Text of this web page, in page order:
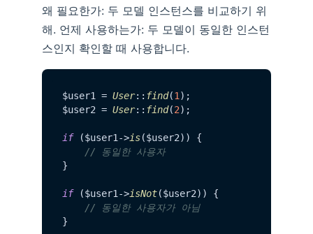
왜 필요한가: 두 모델 인스턴스를 비교하기 위
해. 언제 사용하는가: 두 모델이 동일한 인스턴
스인지 확인할 때 사용합니다.
$user1 = User:: find(1);
$user2 = User:: find(2);
if ($user1->is($user2)) {
// 동일한 사용자
}
if ($user1->isNot($user2)) {
// 동일한 사용자가 아님